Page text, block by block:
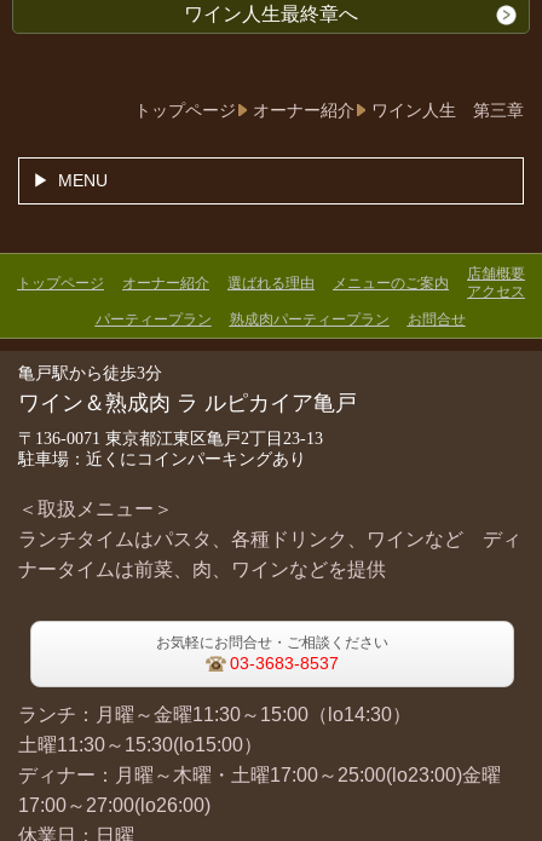
ワイン人生最終章へ
トップページ オーナー紹介 ワイン人生 第三章
MENU
トップページ オーナー紹介 選ばれる理由 メニューのご案内
店舗概要
アクセス
パーティープラン
熟成肉パーティープラン お問合せ
亀戸駅から徒歩3分
ワイン＆熟成肉 ラ ルピカイア亀戸
〒136-0071 東京都江東区亀戸2丁目23-13
駐車場：近くにコインパーキングあり
＜取扱メニュー＞
ランチタイムはパスタ、各種ドリンク、ワインなど ディ
ナータイムは前菜、肉、ワインなどを提供
お気軽にお問合せ・ご相談ください
03-3683-8537
ランチ：月曜～金曜11:30～15:00（lo14:30）
土曜11:30～15:30(lo15:00）
ディナー：月曜～木曜・土曜17:00～25:00(lo23:00)金曜
17:00～27:00(lo26:00)
休業日：日曜